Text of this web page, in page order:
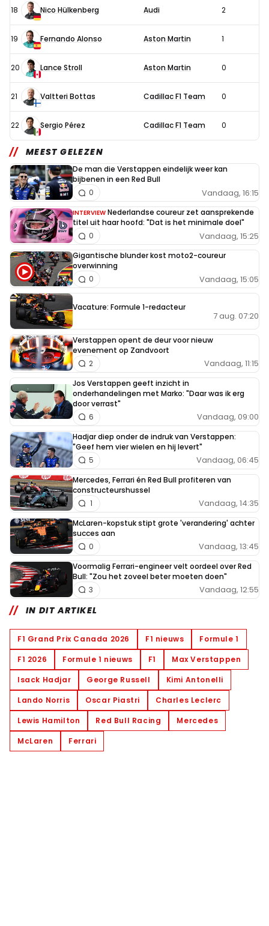
18 Nico Hülkenberg Audi 2
19 Fernando Alonso Aston Martin 1
20 Lance Stroll Aston Martin 0
21 Valtteri Bottas Cadillac F1 Team 0
22 Sergio Pérez Cadillac F1 Team 0
MEEST GELEZEN
De man die Verstappen eindelijk weer kan
bijbenen in een Red Bull
Vandaag, 16:15
0
INTERVIEW Nederlandse coureur zet aansprekende
titel uit haar hoofd: "Dat is het minimale doel"
Vandaag, 15:25
0
Gigantische blunder kost moto2-coureur
overwinning
Vandaag, 15:05
0
Vacature: Formule 1-redacteur
7 aug. 07:20
Verstappen opent de deur voor nieuw
evenement op Zandvoort
Vandaag, 11:15
2
Jos Verstappen geeft inzicht in
onderhandelingen met Marko: "Daar was ik erg
door verrast"
Vandaag, 09:00
6
Hadjar diep onder de indruk van Verstappen:
"Geef hem vier wielen en hij levert"
Vandaag, 06:45
5
Mercedes, Ferrari én Red Bull profiteren van
constructeurshussel
Vandaag, 14:35
1
McLaren-kopstuk stipt grote 'verandering' achter
succes aan
Vandaag, 13:45
0
Voormalig Ferrari-engineer velt oordeel over Red
Bull: "Zou het zoveel beter moeten doen"
Vandaag, 12:55
3
IN DIT ARTIKEL
F1 Grand Prix Canada 2026 F1 nieuws
Formule 1
F1 2026
Formule 1 nieuws F1
Max Verstappen
Isack Hadjar
George Russell
Kimi Antonelli
Lando Norris
Oscar Piastri
Charles Leclerc
Lewis Hamilton
Red Bull Racing
Mercedes
McLaren
Ferrari